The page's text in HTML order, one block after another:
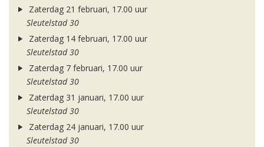
Zaterdag 21 februari, 17.00 uur
Sleutelstad 30
Zaterdag 14 februari, 17.00 uur
Sleutelstad 30
Zaterdag 7 februari, 17.00 uur
Sleutelstad 30
Zaterdag 31 januari, 17.00 uur
Sleutelstad 30
Zaterdag 24 januari, 17.00 uur
Sleutelstad 30